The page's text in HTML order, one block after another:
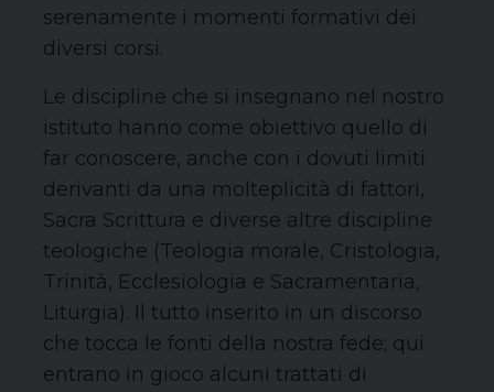
serenamente i momenti formativi dei
diversi corsi.
Le discipline che si insegnano nel nostro
istituto hanno come obiettivo quello di
far conoscere, anche con i dovuti limiti
derivanti da una molteplicità di fattori,
Sacra Scrittura e diverse altre discipline
teologiche (Teologia morale, Cristologia,
Trinità, Ecclesiologia e Sacramentaria,
Liturgia). Il tutto inserito in un discorso
che tocca le fonti della nostra fede; qui
entrano in gioco alcuni trattati di